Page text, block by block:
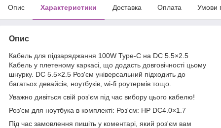
Опис Характеристики Доставка Оплата Умови
Опис
Кабель для підзаряджання 100W Type-C на DC 5.5×2.5
Кабель у плетеному каркасі, що додасть довговічності цьому
шнурку. DC 5.5×2.5 Роз'єм універсальний підходить до
багатьох девайсів, ноутбуків, wi-fi роутермів тощо.
Уважно дивіться свій роз'єм під час вибору цього кабелю!
Роз'єм для ноутбука в комплекті: Роз'єм: HP DC4.0×1.7
Під час замовлення пишіть у коментарі, який роз'єм вам